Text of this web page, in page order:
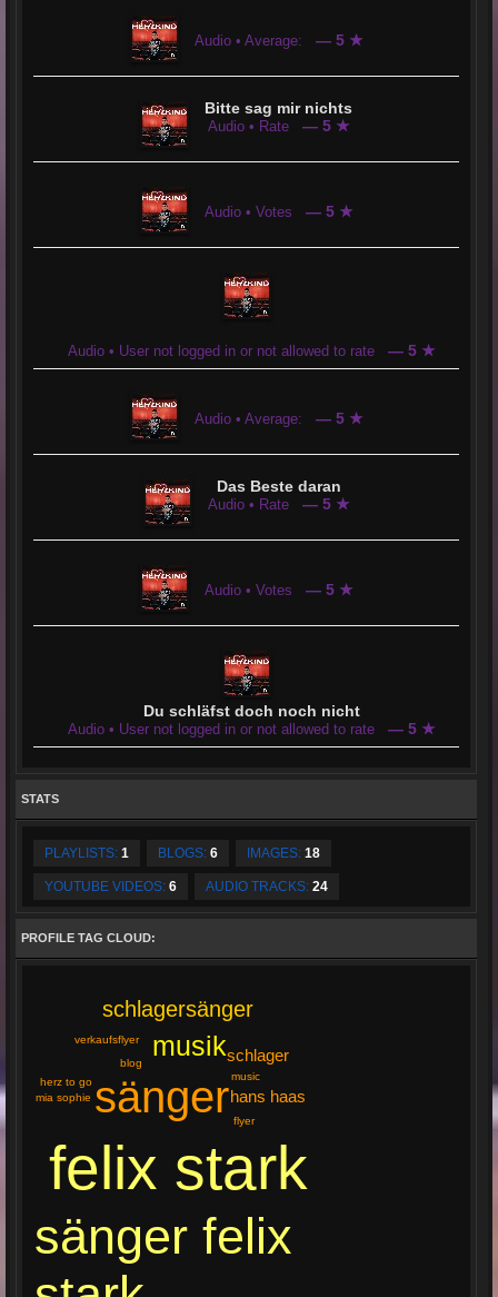
Audio • Average: — 5 ★
Bitte sag mir nichts
Audio • Rate — 5 ★
Audio • Votes — 5 ★
Audio • User not logged in or not allowed to rate — 5 ★
Audio • Average: — 5 ★
Das Beste daran
Audio • Rate — 5 ★
Audio • Votes — 5 ★
Du schläfst doch noch nicht
Audio • User not logged in or not allowed to rate — 5 ★
STATS
PLAYLISTS: 1 BLOGS: 6 IMAGES: 18
YOUTUBE VIDEOS: 6 AUDIO TRACKS: 24
PROFILE TAG CLOUD:
felix stark
sänger felix
sänger
musik
schlagersänger
schlager
hans haas
music
blog
flyer
verkaufsflyer
mia sophie
herz to go